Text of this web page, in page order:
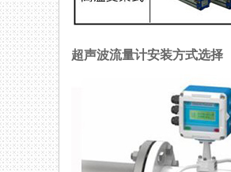
超声波流量计安装方式选择